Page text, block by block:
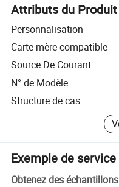
Attributs du Produit
Personnalisation
Carte mère compatible
Source De Courant
N° de Modèle.
Structure de cas
Exemple de service
Obtenez des